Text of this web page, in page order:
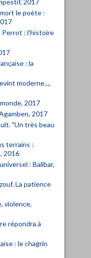
le poète :
Perrot : l'histoire
: la
moderne...,
2017
2017
"Un très beau
terrains :
2016
: Balibar,
La patience
violence,
répondra à
: le chagrin